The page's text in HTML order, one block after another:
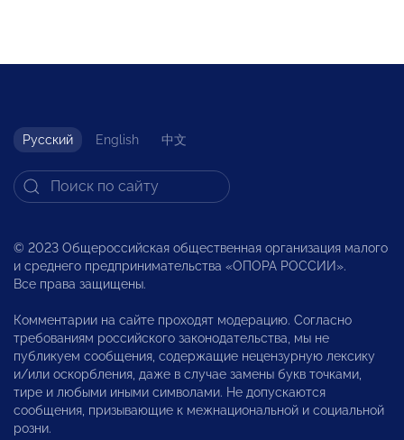
Русский English 中文
© 2023 Общероссийская общественная организация малого
и среднего предпринимательства «ОПОРА РОССИИ».
Все права защищены.
Комментарии на сайте проходят модерацию. Согласно
требованиям российского законодательства, мы не
публикуем сообщения, содержащие нецензурную лексику
и/или оскорбления, даже в случае замены букв точками,
тире и любыми иными символами. Не допускаются
сообщения, призывающие к межнациональной и социальной
розни.